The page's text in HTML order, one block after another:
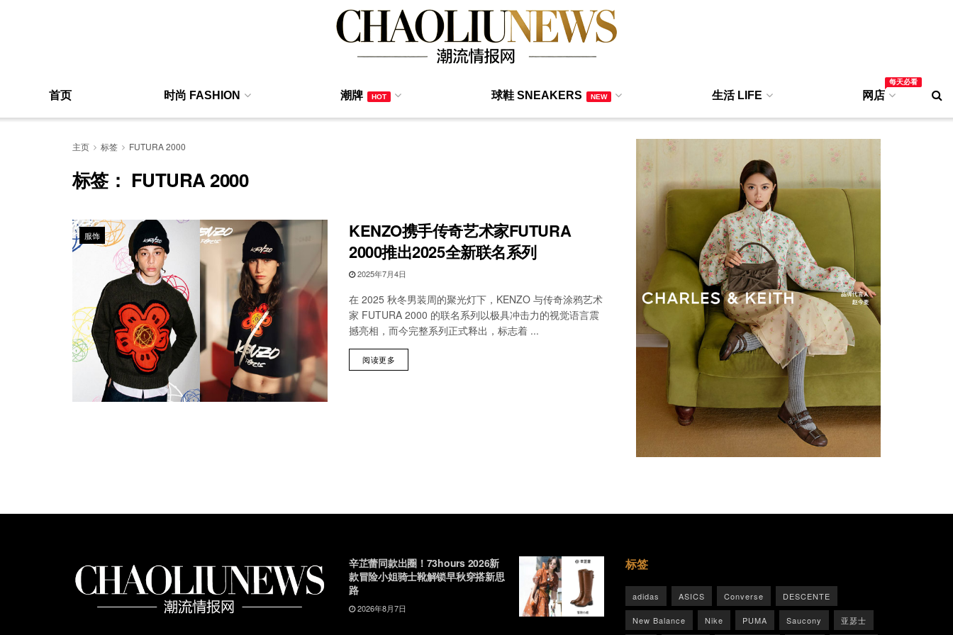
首页 时尚 FASHION 潮牌 HOT 球鞋 SNEAKERS NEW 生活 LIFE 网店
每天必看
主页 标签 FUTURA 2000
标签： FUTURA 2000
服饰
KENZO携手传奇艺术家FUTURA
2000推出2025全新联名系列
2025年7月4日
在 2025 秋冬男装周的聚光灯下，KENZO 与传奇涂鸦艺术
家 FUTURA 2000 的联名系列以极具冲击力的视觉语言震
撼亮相，而今完整系列正式释出，标志着 ...
阅读更多
辛芷蕾同款出圈！73hours 2026新
款冒险小姐骑士靴解锁早秋穿搭新思
路
2026年8月7日
标签
adidas ASICS Converse DESCENTE
New Balance Nike PUMA Saucony 亚瑟士